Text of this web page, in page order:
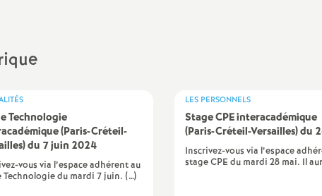
Technologie
(Paris-Créteil-
du 7 juin 2024
vous via l’espace adhérent au
Technologie du mardi 7 juin. (…)
LES PERSONNELS
Stage CPE interacadémique
(Paris-Créteil-Versailles) du
Inscrivez-vous via l’espace
stage CPE du mardi 28 mai. Il